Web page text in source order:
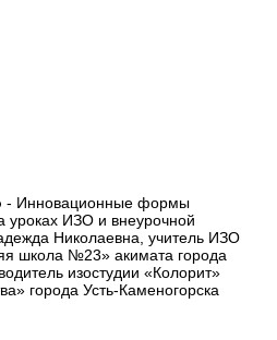
- Инновационные формы
уроках ИЗО и внеурочной
Николаевна, учитель ИЗО
школа №23» акимата города
изостудии «Колорит»
города Усть-Каменогорска